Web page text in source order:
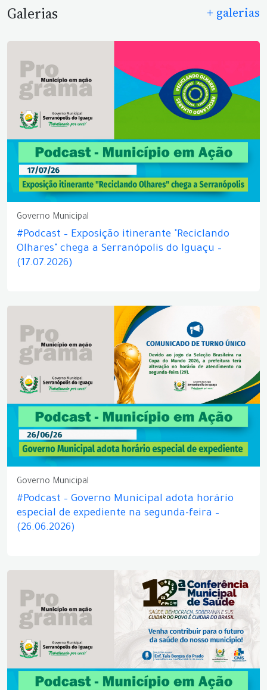
Galerias + galerias
Governo Municipal
#Podcast – Exposição itinerante "Reciclando
Olhares" chega a Serranópolis do Iguaçu –
(17.07.2026)
Governo Municipal
#Podcast – Governo Municipal adota horário
especial de expediente na segunda-feira –
(26.06.2026)